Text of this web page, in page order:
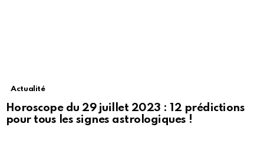
Actualité
Horoscope du 29 juillet 2023 : 12 prédictions
pour tous les signes astrologiques !